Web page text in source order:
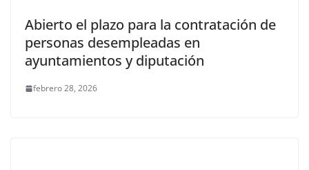
Abierto el plazo para la contratación de
personas desempleadas en
ayuntamientos y diputación
febrero 28, 2026